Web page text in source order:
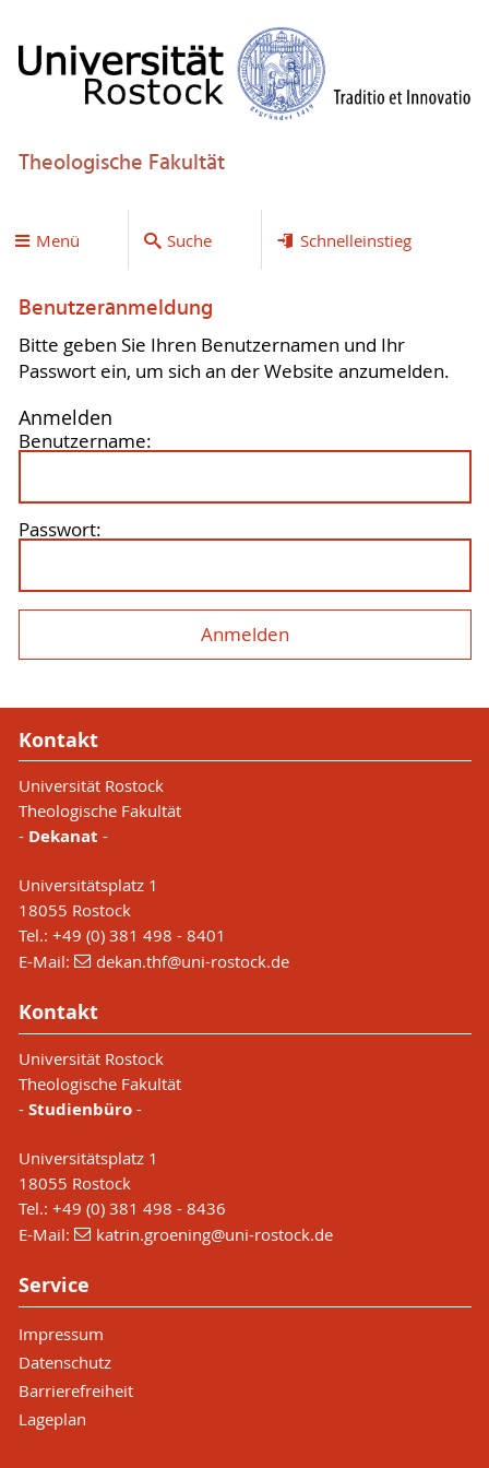
Theologische Fakultät
Menü Suche Schnelleinstieg
Benutzeranmeldung
Bitte geben Sie Ihren Benutzernamen und Ihr
Passwort ein, um sich an der Website anzumelden.
Anmelden
Benutzername:
Passwort:
Kontakt
Universität Rostock
Theologische Fakultät
- Dekanat -
Universitätsplatz 1
18055 Rostock
Tel.: +49 (0) 381 498 - 8401
E-Mail:
dekan.thf@uni-rostock.de
Kontakt
Universität Rostock
Theologische Fakultät
- Studienbüro -
Universitätsplatz 1
18055 Rostock
Tel.: +49 (0) 381 498 - 8436
E-Mail:
katrin.groening@uni-rostock.de
Service
Impressum
Datenschutz
Barrierefreiheit
Lageplan